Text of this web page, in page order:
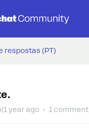
respostas (PT)
year ago 1 comment